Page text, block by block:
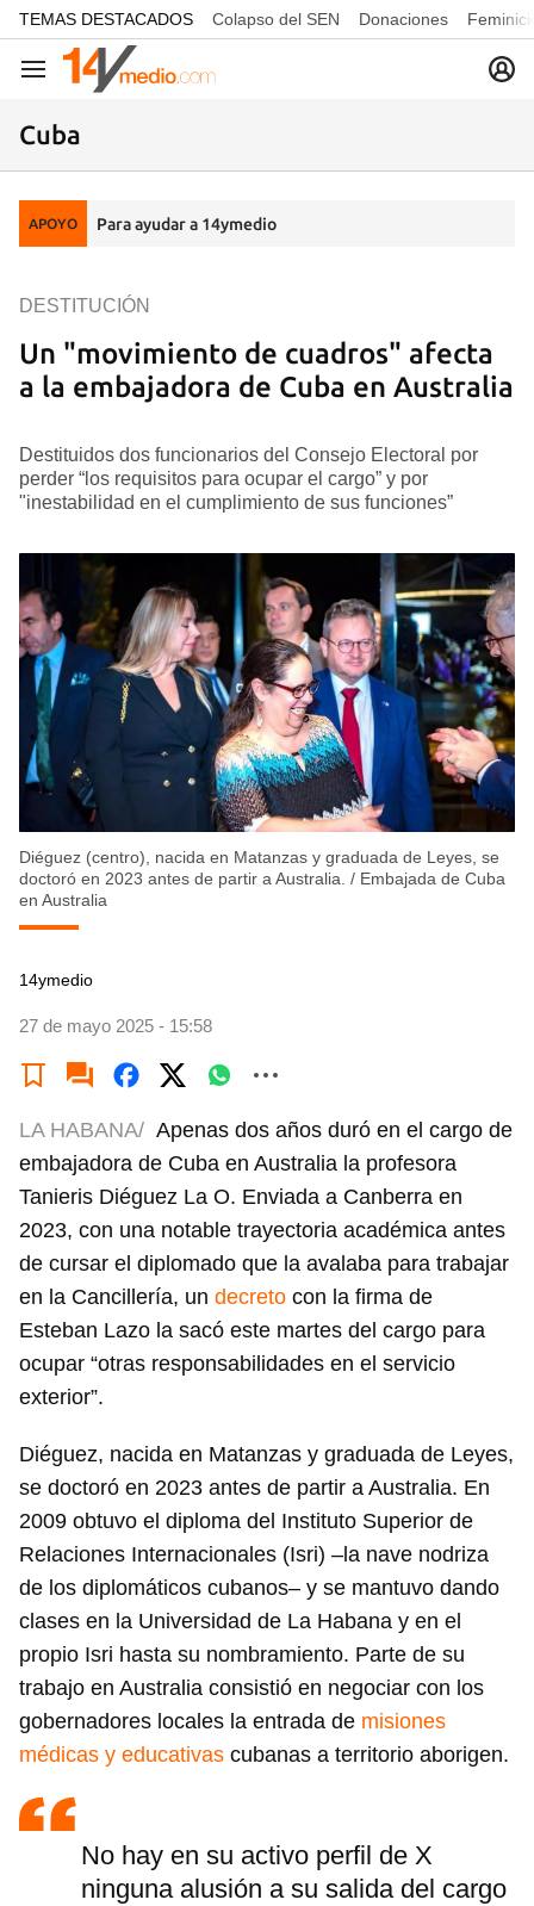
common.go-to-content
TEMAS DESTACADOS Colapso del SEN Donaciones
Navegación
Cuba
APOYO Para ayudar a 14ymedio
Un "movimiento de cuadros" afecta
a la embajadora de Cuba en Australia
DESTITUCIÓN
Destituidos dos funcionarios del Consejo Electoral por
perder “los requisitos para ocupar el cargo” y por
"inestabilidad en el cumplimiento de sus funciones”
Diéguez (centro), nacida en Matanzas y graduada de Leyes, se
doctoró en 2023 antes de partir a Australia. / Embajada de Cuba
en Australia
14ymedio
27 de mayo 2025 - 15:58
LA HABANA/ Apenas dos años duró en el cargo de
embajadora de Cuba en Australia la profesora
Tanieris Diéguez La O. Enviada a Canberra en
2023, con una notable trayectoria académica antes
de cursar el diplomado que la avalaba para trabajar
en la Cancillería, un decreto con la firma de
Esteban Lazo la sacó este martes del cargo para
ocupar “otras responsabilidades en el servicio
exterior”.
Diéguez, nacida en Matanzas y graduada de Leyes,
se doctoró en 2023 antes de partir a Australia. En
2009 obtuvo el diploma del Instituto Superior de
Relaciones Internacionales (Isri) –la nave nodriza
de los diplomáticos cubanos– y se mantuvo dando
clases en la Universidad de La Habana y en el
propio Isri hasta su nombramiento. Parte de su
trabajo en Australia consistió en negociar con los
gobernadores locales la entrada de misiones
médicas y educativas cubanas a territorio aborigen.
No hay en su activo perfil de X
ninguna alusión a su salida del cargo